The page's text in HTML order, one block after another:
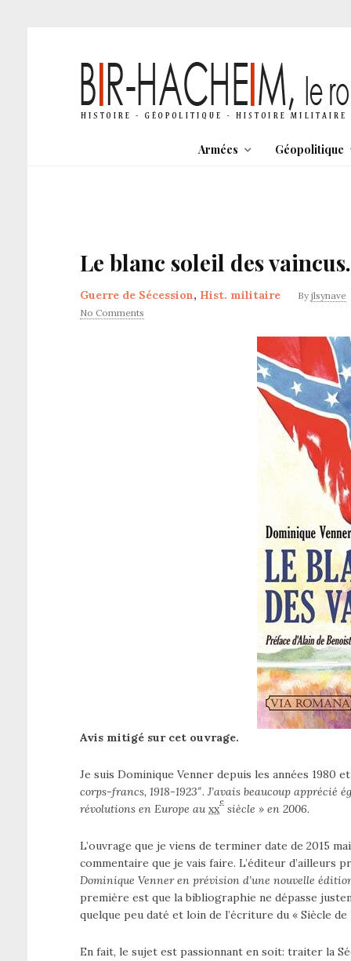
Armées Géopolitique
Le blanc soleil des
Guerre de Sécession, Hist. militaire By jlsynave
No Comments
Avis mitigé sur cet ouvrage.
Je suis Dominique Venner depuis les années 1980
corps-francs, 1918-1923″. J’avais beaucoup apprécié
révolutions en Europe au xx
e
siècle » en 2006.
L’ouvrage que je viens de terminer date de 2015
commentaire que je vais faire. L’éditeur d’ailleurs
Dominique Venner en prévision d’une nouvelle
première est que la bibliographie ne dépasse
quelque peu daté et loin de l’écriture du « Siècle de
En fait, le sujet est passionnant en soit: traiter la